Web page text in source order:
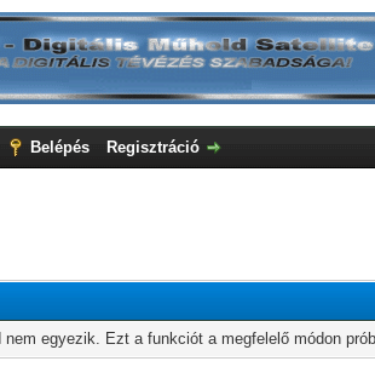
Belépés Regisztráció
egyezik. Ezt a funkciót a megfelelő módon